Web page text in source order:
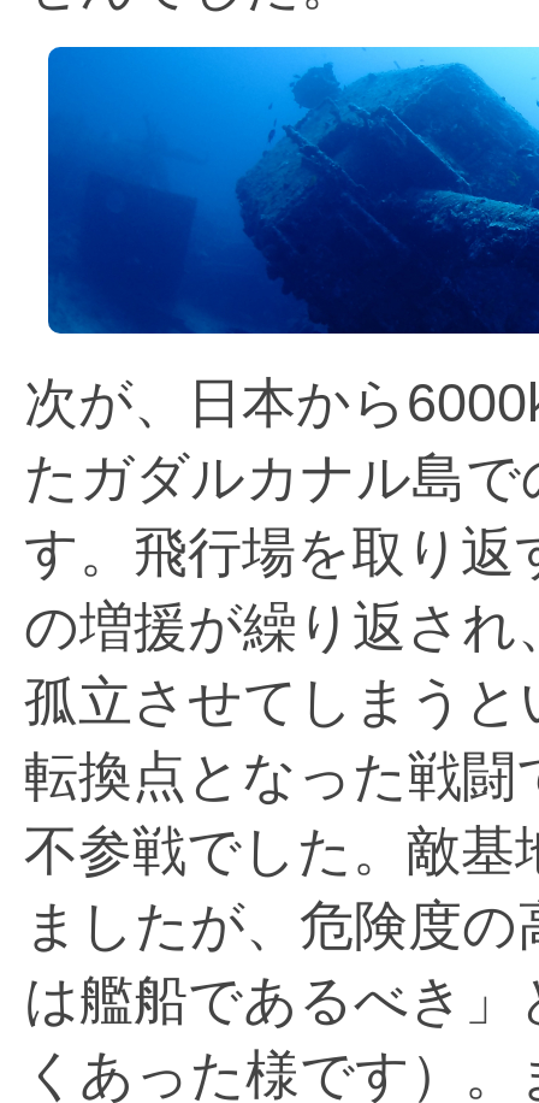
次が、日本から
たガダルカナル島
す。飛行場を取り
の増援が繰り返さ
孤立させてしまう
転換点となった戦
不参戦でした。敵基
ましたが、危険度
は艦船であるべき
くあった様です）